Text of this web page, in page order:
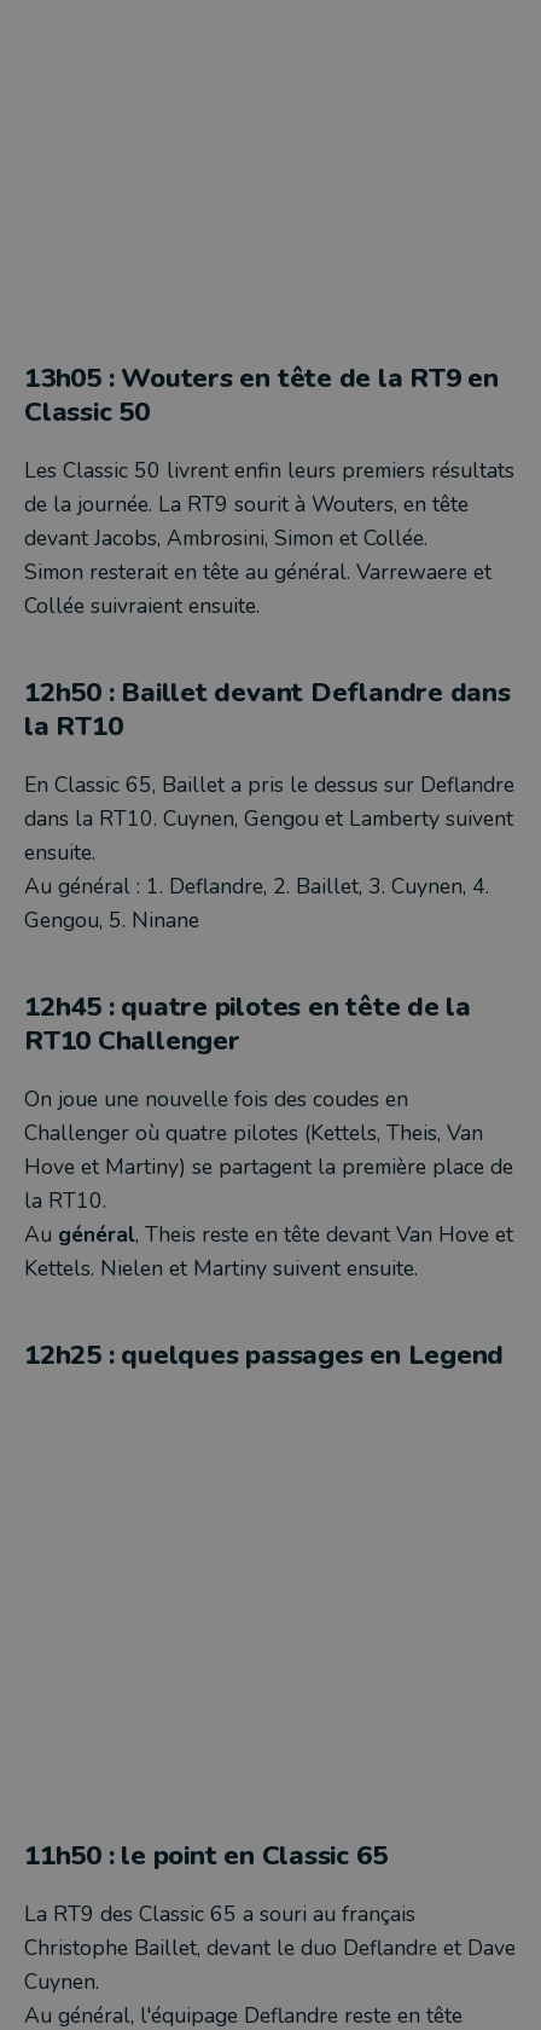
13h05 : Wouters en tête de la RT9 en
Classic 50
Les Classic 50 livrent enfin leurs premiers résultats
de la journée. La RT9 sourit à Wouters, en tête
devant Jacobs, Ambrosini, Simon et Collée.
Simon resterait en tête au général. Varrewaere et
Collée suivraient ensuite.
12h50 : Baillet devant Deflandre dans
la RT10
En Classic 65, Baillet a pris le dessus sur Deflandre
dans la RT10. Cuynen, Gengou et Lamberty suivent
ensuite.
Au général : 1. Deflandre, 2. Baillet, 3. Cuynen, 4.
Gengou, 5. Ninane
12h45 : quatre pilotes en tête de la
RT10 Challenger
On joue une nouvelle fois des coudes en
Challenger où quatre pilotes (Kettels, Theis, Van
Hove et Martiny) se partagent la première place de
la RT10.
Au général, Theis reste en tête devant Van Hove et
Kettels. Nielen et Martiny suivent ensuite.
12h25 : quelques passages en Legend
11h50 : le point en Classic 65
La RT9 des Classic 65 a souri au français
Christophe Baillet, devant le duo Deflandre et Dave
Cuynen.
Au général, l'équipage Deflandre reste en tête